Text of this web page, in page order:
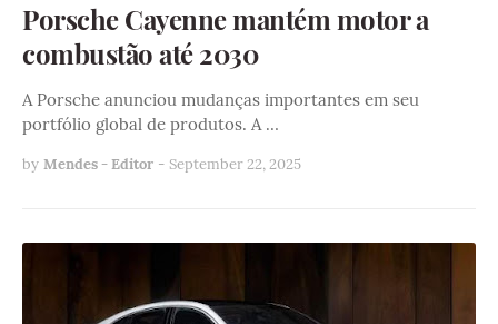
Porsche Cayenne mantém motor a
combustão até 2030
A Porsche anunciou mudanças importantes em seu
portfólio global de produtos. A …
by Mendes - Editor - September 22, 2025